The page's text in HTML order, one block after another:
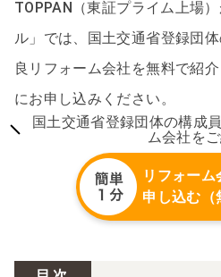
TOPPAN（東証プライム上場
ル」では、国土交通省登録団
良リフォーム会社を無料で紹
にお申し込みください。
国土交通省登録団体の構成
ム会社を
リフォーム
申し込む（